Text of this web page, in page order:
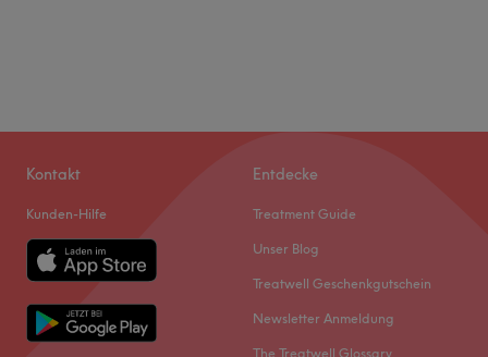
Kontakt
Kunden-Hilfe
Entdecke
Treatment Guide
Unser Blog
Treatwell Geschenkgutschein
Newsletter Anmeldung
The Treatwell Glossary